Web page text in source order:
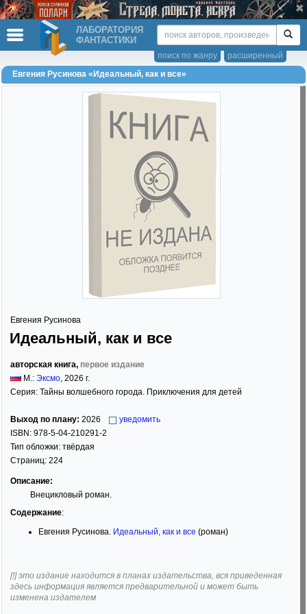
ЛАБОРАТОРИЯ
ФАНТАСТИКИ
расширенный
поиск по жанру
Евгения Русинова «Идеальный, как и все»
Евгения Русинова
Идеальный, как и все
авторская книга, первое издание
М.: Эксмо, 2026 г.
Серия: Тайны волшебного города. Приключения для детей
Выход по плану: 2026
уведомить
ISBN: 978-5-04-210291-2
Тип обложки: твёрдая
Страниц: 224
Описание:
Внецикловый роман.
Содержание:
Евгения Русинова. Идеальный, как и все (роман)
[!] это издание находится в планах издательства, вся приведенная
здесь информация является предварительной и может быть
изменена издателем